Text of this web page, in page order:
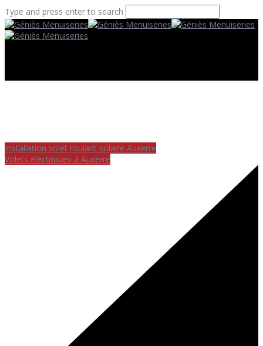
Type and press enter to search
Installation volet roulant solaire Auxerre
Volets électriques à Auxerre